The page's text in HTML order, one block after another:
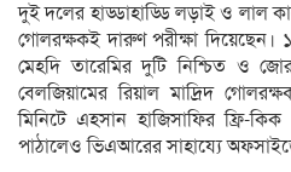
দুই দলের হাড্ডাহাড্ডি লড়াই ও লাল
গোলরক্ষকই দারুণ পরীক্ষা
মেহদি তারেমির দুটি নিশ্চিত ও
বেলজিয়ামের রিয়াল মাদ্রিদ
মিনিটে এহসান হাজিসাফির ফ্রি-
পাঠালেও ভিএআরের সাহায্যে